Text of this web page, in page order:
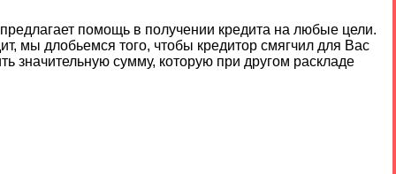
помощь в получении кредита на любые цели.
мы длобьемся того, чтобы кредитор смягчил для Вас
значительную сумму, которую при другом раскладе